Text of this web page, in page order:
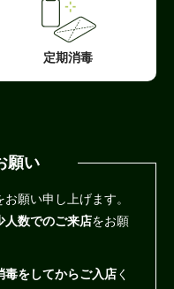
定期消毒
願い
お願い申し上げます。
人数でのご来店をお願
毒をしてからご入店 く